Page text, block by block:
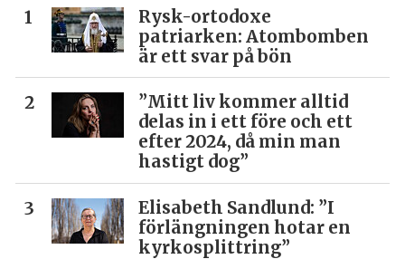
Rysk-ortodoxe
patriarken: Atombomben
är ett svar på bön
”Mitt liv kommer alltid
delas in i ett före och ett
efter 2024, då min man
hastigt dog”
Elisabeth Sandlund: ”I
förlängningen hotar en
kyrkosplittring”